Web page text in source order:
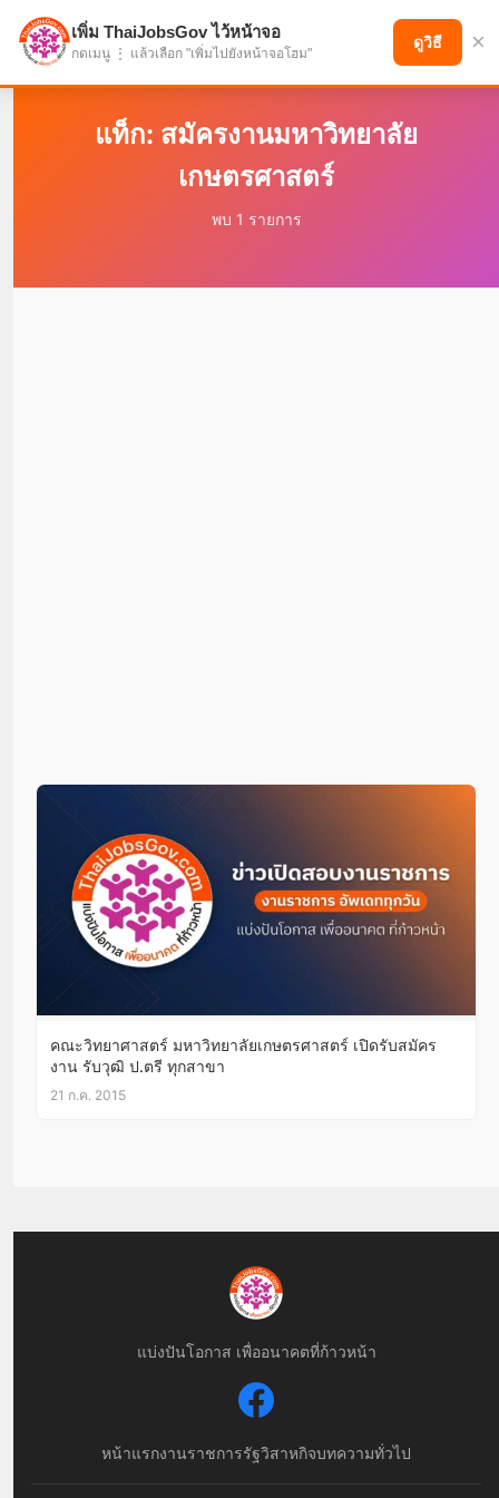
แบ่งปันโอกาส เพื่ออนาคตที่ก้าวหน้า
แท็ก: สมัครงานมหาวิทยาลัย
เกษตรศาสตร์
พบ 1 รายการ
คณะวิทยาศาสตร์ มหาวิทยาลัยเกษตรศาสตร์ เปิดรับสมัคร
งาน รับวุฒิ ป.ตรี ทุกสาขา
21 ก.ค. 2015
แบ่งปันโอกาส เพื่ออนาคตที่ก้าวหน้า
หน้าแรกงานราชการรัฐวิสาหกิจบทความทั่วไป
เพิ่ม ThaiJobsGov ไว้หน้าจอ
กดเมนู ⋮ แล้วเลือก "เพิ่มไปยังหน้าจอโฮม"
ดูวิธี ×